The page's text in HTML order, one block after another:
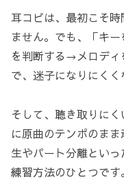
耳コピは、最初こそ
ません。でも、「キ
を判断する→メロディ
で、迷子になりにくく
そして、聴き取りに
に原曲のテンポのま
生やパート分離とい
練習方法のひとつです。